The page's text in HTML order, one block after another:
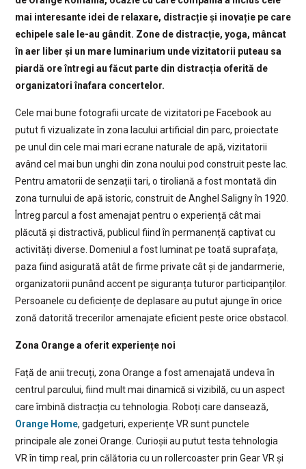
mai interesante idei de relaxare, distracție și inovație pe care
echipele sale le-au gândit. Zone de distracție, yoga, mâncat
în aer liber și un mare luminarium unde vizitatorii puteau sa
piardă ore întregi au făcut parte din distracția oferită de
organizatori înafara concertelor.
Cele mai bune fotografii urcate de vizitatori pe Facebook au
putut fi vizualizate în zona lacului artificial din parc, proiectate
pe unul din cele mai mari ecrane naturale de apă, vizitatorii
având cel mai bun unghi din zona noului pod construit peste lac.
Pentru amatorii de senzații tari, o tiroliană a fost montată din
zona turnului de apă istoric, construit de Anghel Saligny în 1920.
Întreg parcul a fost amenajat pentru o experiență cât mai
plăcută și distractivă, publicul fiind în permanență captivat cu
activități diverse. Domeniul a fost luminat pe toată suprafața,
paza fiind asigurată atât de firme private cât și de jandarmerie,
organizatorii punând accent pe siguranța tuturor participanților.
Persoanele cu deficiențe de deplasare au putut ajunge în orice
zonă datorită trecerilor amenajate eficient peste orice obstacol.
Zona Orange a oferit experiențe noi
Față de anii trecuți, zona Orange a fost amenajată undeva în
centrul parcului, fiind mult mai dinamică si vizibilă, cu un aspect
care îmbină distracția cu tehnologia. Roboți care dansează,
Orange Home, gadgeturi, experiențe VR sunt punctele
principale ale zonei Orange. Curioșii au putut testa tehnologia
VR în timp real, prin călătoria cu un rollercoaster prin Gear VR și